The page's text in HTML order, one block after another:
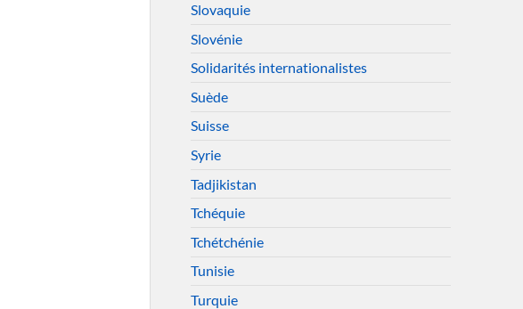
Slovaquie
Slovénie
Solidarités internationalistes
Suède
Suisse
Syrie
Tadjikistan
Tchéquie
Tchétchénie
Tunisie
Turquie